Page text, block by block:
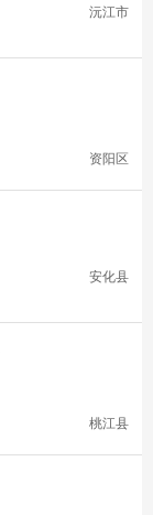
沅江市
资阳区
安化县
桃江县